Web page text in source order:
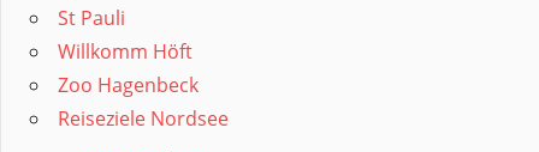
St Pauli
Willkomm Höft
Zoo Hagenbeck
Reiseziele Nordsee